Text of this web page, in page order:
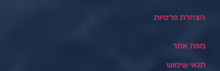
הצהרת פרטיות
מפת אתר
תנאי שימוש